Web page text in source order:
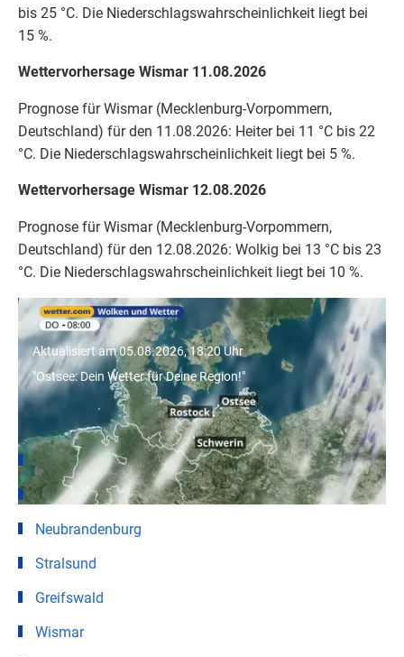
bis 25 °C. Die Niederschlagswahrscheinlichkeit liegt bei
15 %.
Wettervorhersage Wismar 11.08.2026
Prognose für Wismar (Mecklenburg-Vorpommern,
Deutschland) für den 11.08.2026: Heiter bei 11 °C bis 22
°C. Die Niederschlagswahrscheinlichkeit liegt bei 5 %.
Wettervorhersage Wismar 12.08.2026
Prognose für Wismar (Mecklenburg-Vorpommern,
Deutschland) für den 12.08.2026: Wolkig bei 13 °C bis 23
°C. Die Niederschlagswahrscheinlichkeit liegt bei 10 %.
"Ostsee: Dein Wetter für Deine Region!"
Aktualisiert am 05.08.2026, 18:20 Uhr
"Ostsee: Dein Wetter für Deine Region!"
Wetter für Städte in Mecklenburg-Vorpommern
Rostock
Schwerin
Neubrandenburg
Stralsund
Greifswald
Wismar